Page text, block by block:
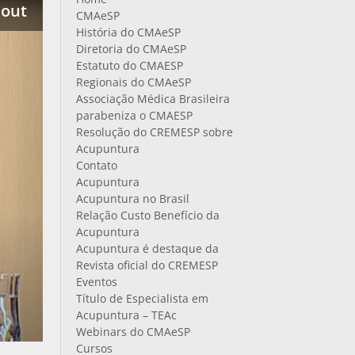
CMAeSP
História do CMAeSP
Diretoria do CMAeSP
Estatuto do CMAESP
Regionais do CMAeSP
Associação Médica Brasileira
parabeniza o CMAESP
Resolução do CREMESP sobre
Acupuntura
Contato
Acupuntura
Acupuntura no Brasil
Relação Custo Benefício da
Acupuntura
Acupuntura é destaque da
Revista oficial do CREMESP
Eventos
Título de Especialista em
Acupuntura – TEAc
Webinars do CMAeSP
Cursos